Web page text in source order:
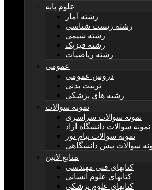
علوم پایه
رشته آمار
رشته زیست شناسی
رشته شیمی
رشته فیزیک
رشته ریاضیات
عمومی
دروس عمومی
تربیت بدنی
رشته های پزشکی
نمونه سوالات
نمونه سوالات سراسری
نمونه سوالات دانشگاه آزاد
نمونه سوالات پیام نور
سوالات پیش دانشگاهی
منابع لاتین
کتابهای فنی مهندسی
کتابهای علوم انسانی
کتابهای علوم پزشکی